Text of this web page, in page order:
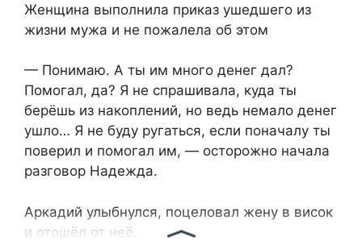
Женщина выполнила приказ ушедшего из
жизни мужа и не пожалела об этом
— Понимаю. А ты им много денег дал?
Помогал, да? Я не спрашивала, куда ты
берёшь из накоплений, но ведь немало денег
ушло… Я не буду ругаться, если поначалу ты
поверил и помогал им, — осторожно начала
разговор Надежда.
Аркадий улыбнулся, поцеловал жену в висок
и отошёл от неё.